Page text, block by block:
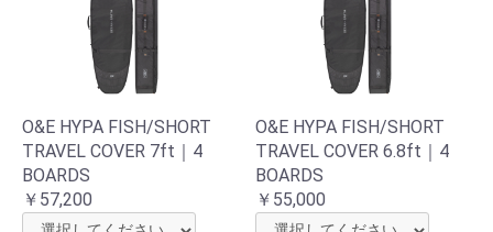
O&E HYPA FISH/SHORT
TRAVEL COVER 7ft｜4
BOARDS
￥57,200
O&E HYPA FISH/SHORT
TRAVEL COVER 6.8ft｜4
BOARDS
￥55,000